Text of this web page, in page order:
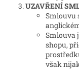
UZAVŘENÍ
Smlouvu
Smlouva
shopu,
však